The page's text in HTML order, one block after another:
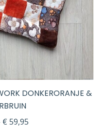
DONKERORANJE &
€ 59,95